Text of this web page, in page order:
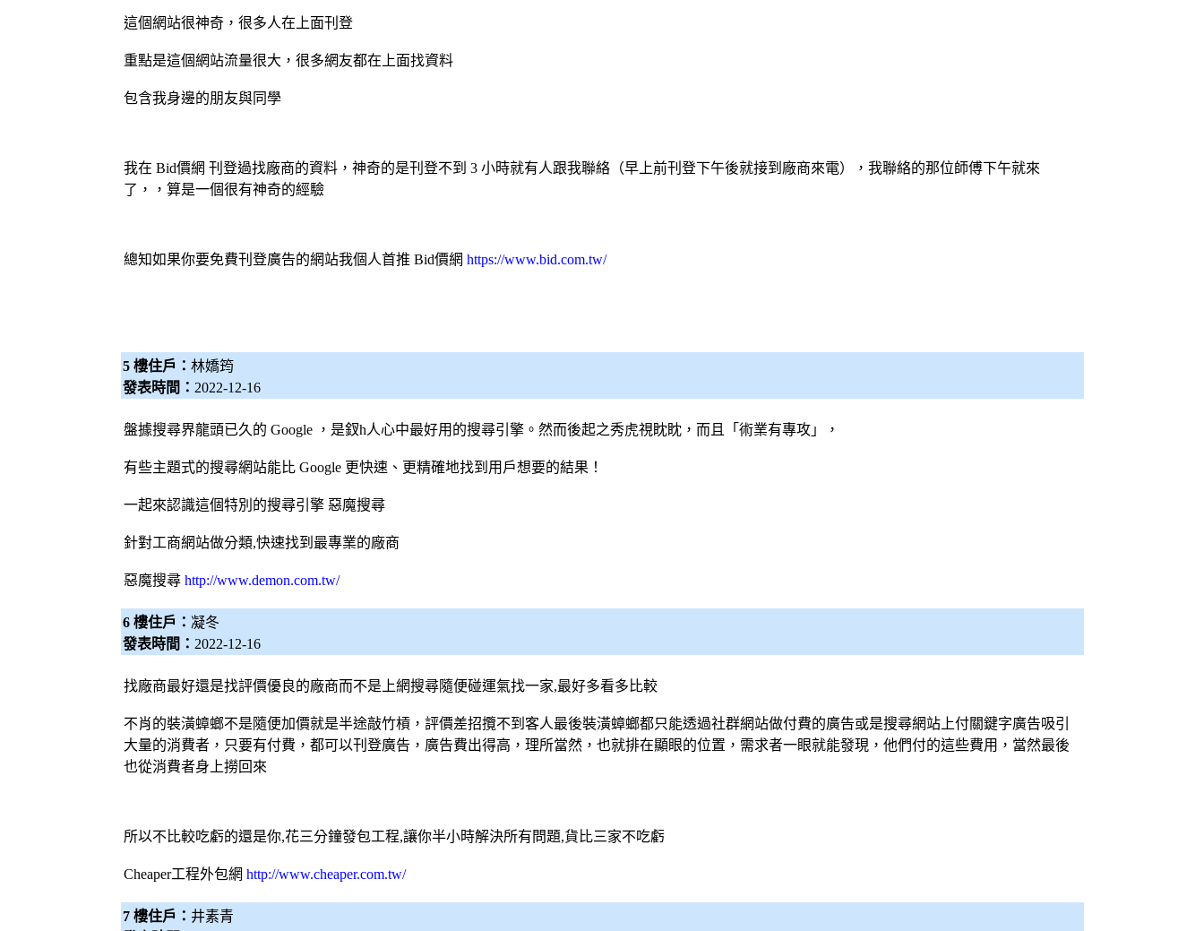
這個網站很神奇，很多人在上面刊登
重點是這個網站流量很大，很多網友都在上面找資料
包含我身邊的朋友與同學
我在 Bid價網 刊登過找廠商的資料，神奇的是刊登不到 3 小時就有人跟我聯絡（早上前刊登下午後就接到廠商來電），我聯絡的那位師傅下午就來
了，，算是一個很有神奇的經驗
總知如果你要免費刊登廣告的網站我個人首推 Bid價網 https://www.bid.com.tw/
5 樓住戶： 林嬌筠
發表時間： 2022-12-16
盤據搜尋界龍頭已久的 Google ，是釵h人心中最好用的搜尋引擎。然而後起之秀虎視眈眈，而且「術業有專攻」，
有些主題式的搜尋網站能比 Google 更快速、更精確地找到用戶想要的結果！
一起來認識這個特別的搜尋引擎 惡魔搜尋
針對工商網站做分類,快速找到最專業的廠商
惡魔搜尋 http://www.demon.com.tw/
6 樓住戶： 凝冬
發表時間： 2022-12-16
找廠商最好還是找評價優良的廠商而不是上網搜尋隨便碰運氣找一家,最好多看多比較
不肖的裝潢蟑螂不是隨便加價就是半途敲竹槓，評價差招攬不到客人最後裝潢蟑螂都只能透過社群網站做付費的廣告或是搜尋網站上付關鍵字廣告吸引
大量的消費者，只要有付費，都可以刊登廣告，廣告費出得高，理所當然，也就排在顯眼的位置，需求者一眼就能發現，他們付的這些費用，當然最後
也從消費者身上撈回來
所以不比較吃虧的還是你,花三分鐘發包工程,讓你半小時解決所有問題,貨比三家不吃虧
Cheaper工程外包網 http://www.cheaper.com.tw/
7 樓住戶： 井素青